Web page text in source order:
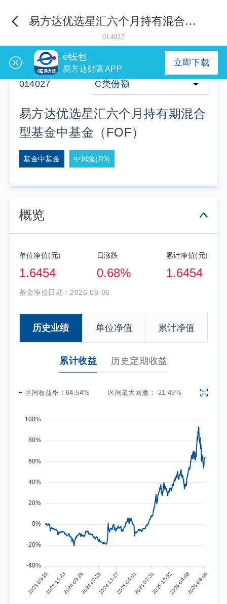
易方达优选星汇六个月持有混合（FOF）C
014027
014027 C类份额
易方达优选星汇六个月持有期混合
型基金中基金（FOF）
基金中基金 中风险(R3)
概览
单位净值(元)
1.6454
日涨跌
0.68%
累计净值(元)
1.6454
基金净值日期： 2026-08-06
历史业绩 单位净值 累计净值
累计收益 历史定期收益
区间收益率： 64.54% 区间最大回撤：-21.49%
e钱包
易方达财富APP
立即下载